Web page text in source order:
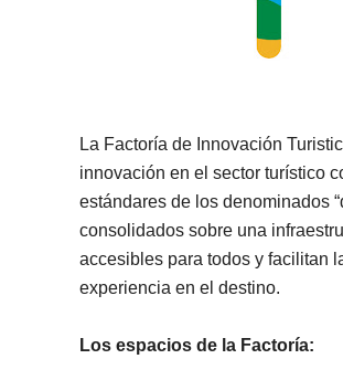
La Factoría de Innovación
innovación en el sector turístico
estándares de los denominados
consolidados sobre una
accesibles para todos y facilitan
experiencia en el destino.
Los espacios de la Factoría: